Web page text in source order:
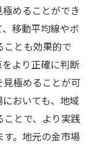
めることができ
移動平均線やボ
ことも効果的で
より正確に判断
極めることが可
おいても、地域
とで、より実践
。地元の金市場